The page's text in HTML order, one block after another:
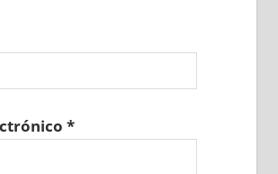
*